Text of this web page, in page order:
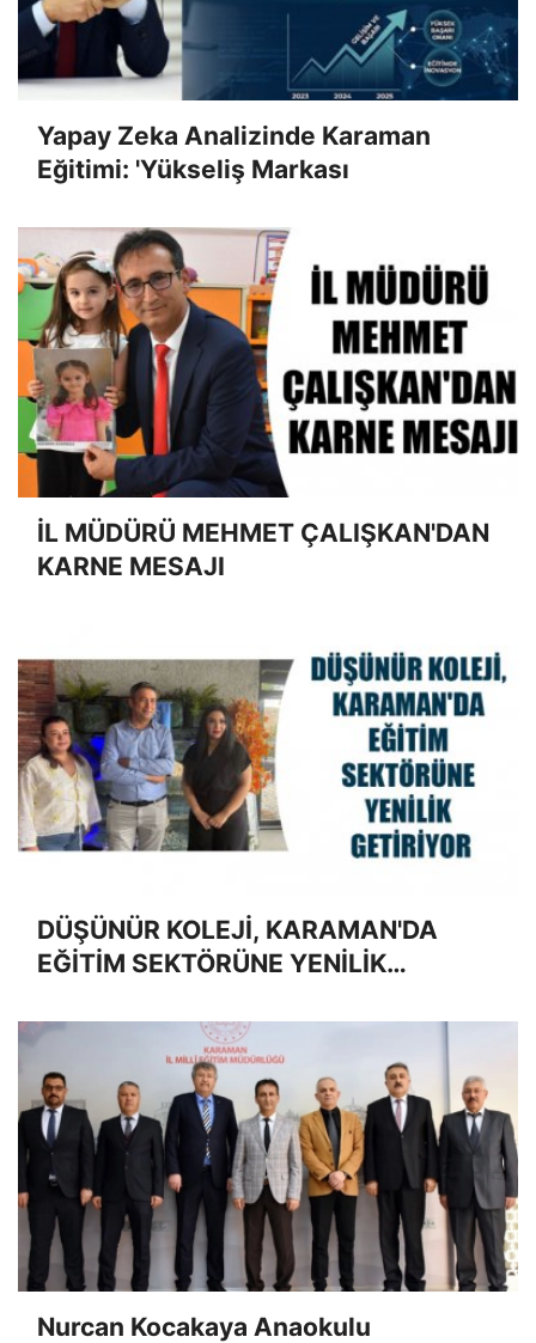
Yapay Zeka Analizinde Karaman
Eğitimi: 'Yükseliş Markası
İL MÜDÜRÜ MEHMET ÇALIŞKAN'DAN
KARNE MESAJI
DÜŞÜNÜR KOLEJİ, KARAMAN'DA
EĞİTİM SEKTÖRÜNE YENİLİK
Nurcan Kocakaya Anaokulu